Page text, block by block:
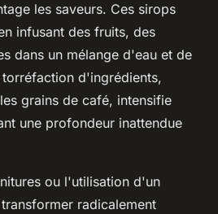
les saveurs. Ces sirops
infusant des fruits, des
dans un mélange d'eau et de
d'ingrédients,
grains de café, intensifie
une profondeur inattendue
ou l'utilisation d'un
radicalement